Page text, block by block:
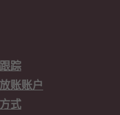
踪
账账户
式